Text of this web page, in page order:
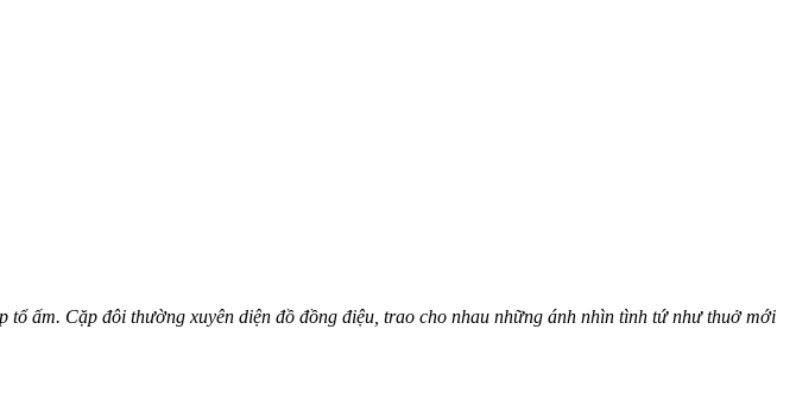
ấm. Cặp đôi thường xuyên diện đồ đồng điệu, trao cho nhau những ánh nhìn tình tứ như thuở mới